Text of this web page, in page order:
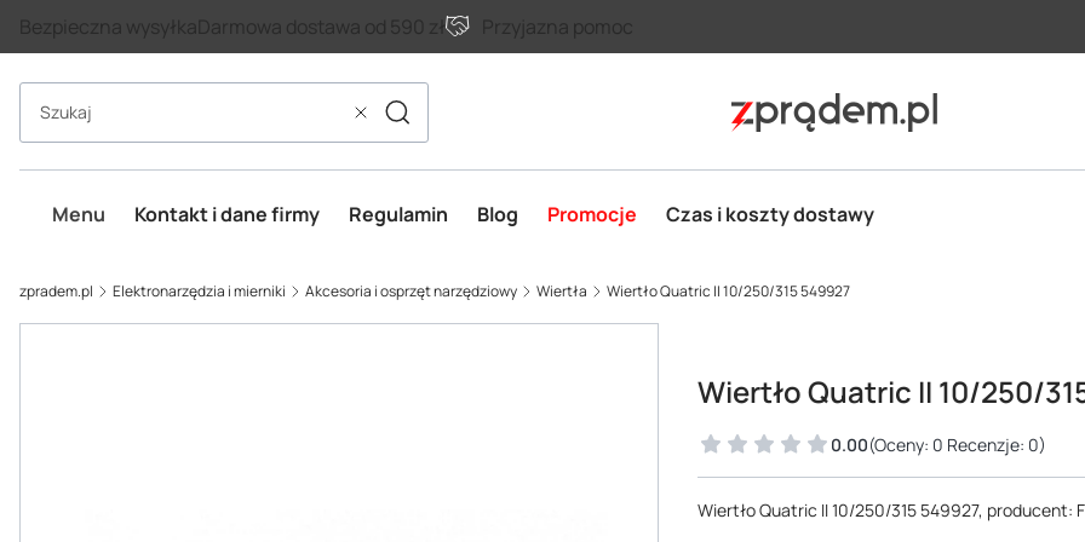
Bezpieczna wysyłkaDarmowa dostawa od 590 zł Przyjazna pomoc
WyczyśćSzukaj
Menu Kontakt i dane firmy Regulamin Blog Promocje Czas i koszty dostawy
zpradem.pl Elektronarzędzia i mierniki Akcesoria i osprzęt narzędziowy Wiertła Wiertło Quatric II 10/250/315 549927
Wiertło Quatric II 10/250/
0.00(Oceny: 0 Recenzje: 0)
Wiertło Quatric II 10/250/315 549927, producent: